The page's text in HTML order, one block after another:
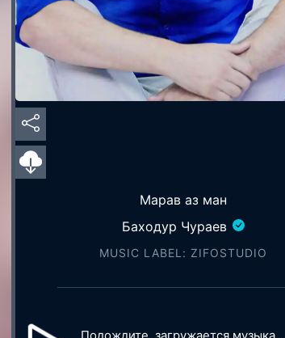
Марав аз ман
Баходур Чураев
MUSIC LABEL: ZIFOSTUDIO